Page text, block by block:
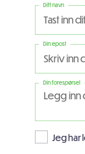
Ditt navn
Din epost
Din forespørsel
Jeg har